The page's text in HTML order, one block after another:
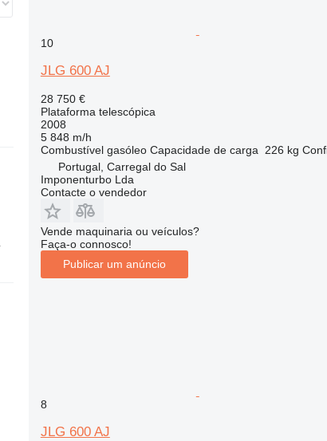
10
JLG 600 AJ
28 750 €
Plataforma telescópica
2008
5 848 m/h
Combustível gasóleo Capacidade de carga 226 kg
Portugal, Carregal do Sal
Imponenturbo Lda
Contacte o vendedor
Vende maquinaria ou veículos?
Faça-o connosco!
Publicar um anúncio
8
JLG 600 AJ